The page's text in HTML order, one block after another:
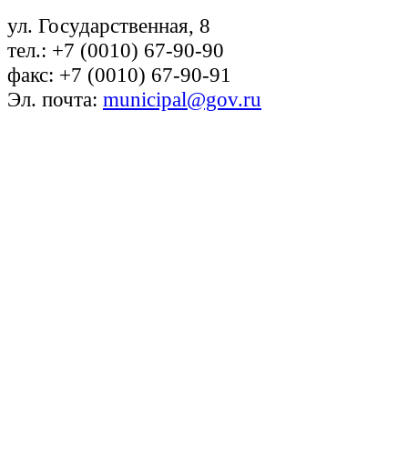
ул. Государственная, 8
тел.: +7 (0010) 67-90-90
факс: +7 (0010) 67-90-91
Эл. почта: municipal@gov.ru